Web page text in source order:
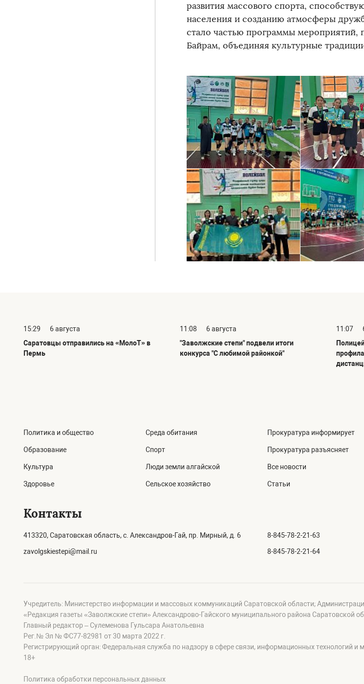
развития массового спорта,
населения и созданию атмосферы
стало частью программы мероприятий,
Байрам, объединяя культурные
15:29
6 августа
Саратовцы отправились на «МолоТ» в
Пермь
11:08
6 августа
"Заволжские степи" подвели итоги
конкурса "С любимой районкой"
11:07
Политика и общество
Образование
Культура
Здоровье
Среда обитания
Спорт
Люди земли алгайской
Сельское хозяйство
Прокуратура информирует
Прокуратура разъясняет
Все новости
Статьи
Контакты
413320, Саратовская область, с. Александров-Гай, пр. Мирный, д. 6
zavolgskiestepi@mail.ru
8-845-78-2-21-63
8-845-78-2-21-64
Учредитель: Министерство информации и массовых коммуникаций Саратовской области;
«Редакция газеты «Заволжские степи» Александрово-Гайского муниципального района Саратовской
Главный редактор – Сулеменова Гульсара Анатольевна
Рег.№ Эл № ФС77-82981 от 30 марта 2022 г.
Регистрирующий орган: Федеральная служба по надзору в сфере связи, информационных технологий и
18+
Политика обработки персональных данных